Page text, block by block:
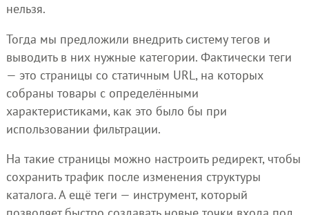
нельзя.
Тогда мы предложили внедрить систему тегов и
выводить в них нужные категории. Фактически теги
— это страницы со статичным URL, на которых
собраны товары с определёнными
характеристиками, как это было бы при
использовании фильтрации.
На такие страницы можно настроить редирект, чтобы
сохранить трафик после изменения структуры
каталога. А ещё теги — инструмент, который